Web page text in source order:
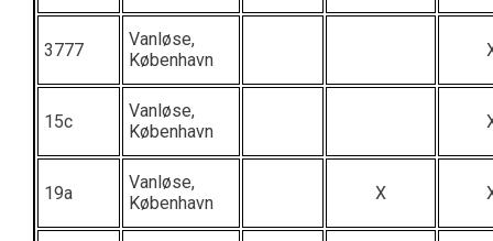
3777
Vanløse,
København
15c
Vanløse,
København
19a
Vanløse,
København
X